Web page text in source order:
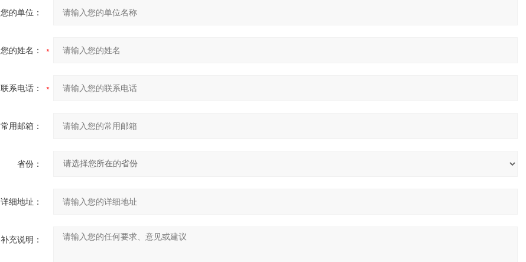
您的单位：
您的姓名：
联系电话：
常用邮箱：
省份：
详细地址：
补充说明：